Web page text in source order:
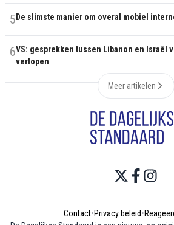
5 De slimste manier om overal mobiel
6VS: gesprekken tussen Libanon en Israël
verlopen
Meer artikelen
Contact•Privacy beleid•